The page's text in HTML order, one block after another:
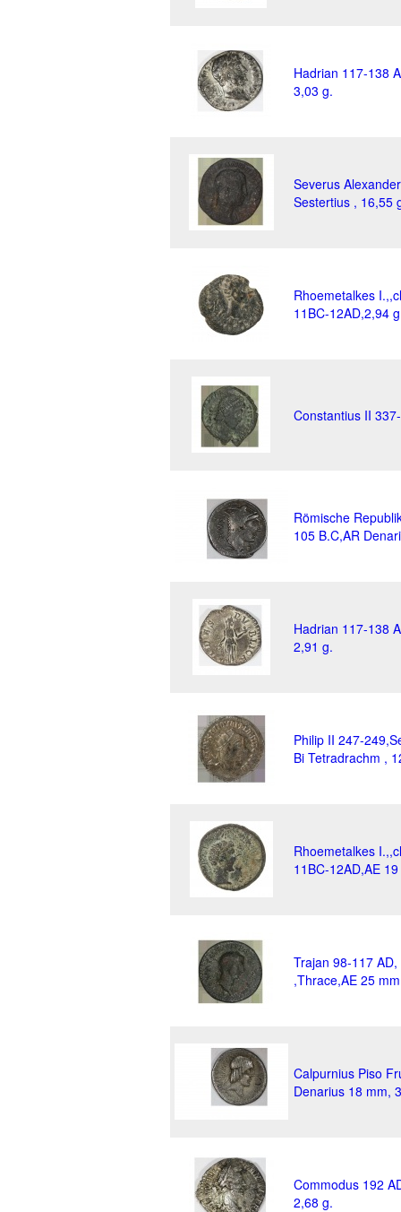
Hadrian 117-138
3,03 g.
Severus
Sestertius , 16,55
Rhoemetalkes
11BC-12AD,2,94 g
Constantius II
Römische
105 B.C,AR
Hadrian 117-138
2,91 g.
Philip II 247-
Bi Tetradrachm ,
Rhoemetalkes
11BC-12AD,AE
Trajan 98-117
,Thrace,AE 25
Calpurnius Piso
Denarius 18 mm,
Commodus 192
2,68 g.